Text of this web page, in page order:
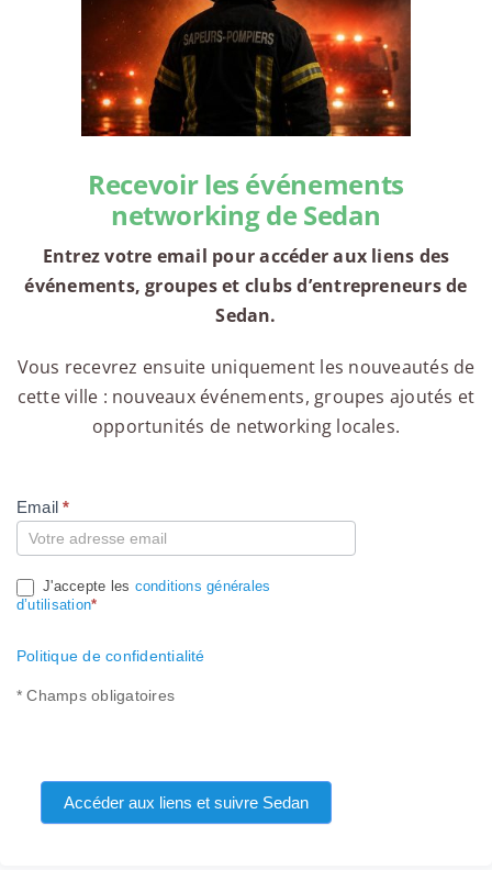
Recevoir les événements
networking de Sedan
Entrez votre email pour accéder aux liens des
événements, groupes et clubs d’entrepreneurs de
Sedan.
Vous recevrez ensuite uniquement les nouveautés de
cette ville : nouveaux événements, groupes ajoutés et
opportunités de networking locales.
Compte
Email*
J'accepte les conditions générales
d’utilisation*
Politique de confidentialité
* Champs obligatoires
Accéder aux liens et suivre Sedan